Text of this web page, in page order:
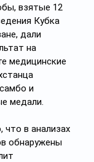
взятые 12
Кубка
дали
на
медицинские
и
медали.
что в анализах
обнаружены